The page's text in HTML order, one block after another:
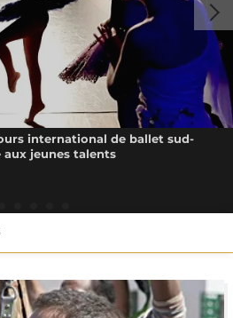
international de ballet sud-
jeunes talents